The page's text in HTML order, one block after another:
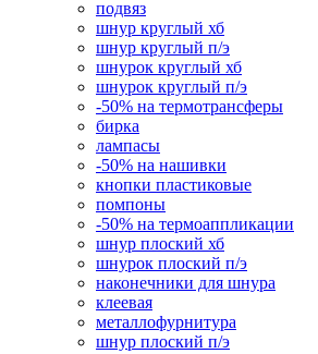
подвяз
шнур круглый хб
шнур круглый п/э
шнурок круглый хб
шнурок круглый п/э
-50% на термотрансферы
бирка
лампасы
-50% на нашивки
кнопки пластиковые
помпоны
-50% на термоаппликации
шнур плоский хб
шнурок плоский п/э
наконечники для шнура
клеевая
металлофурнитура
шнур плоский п/э